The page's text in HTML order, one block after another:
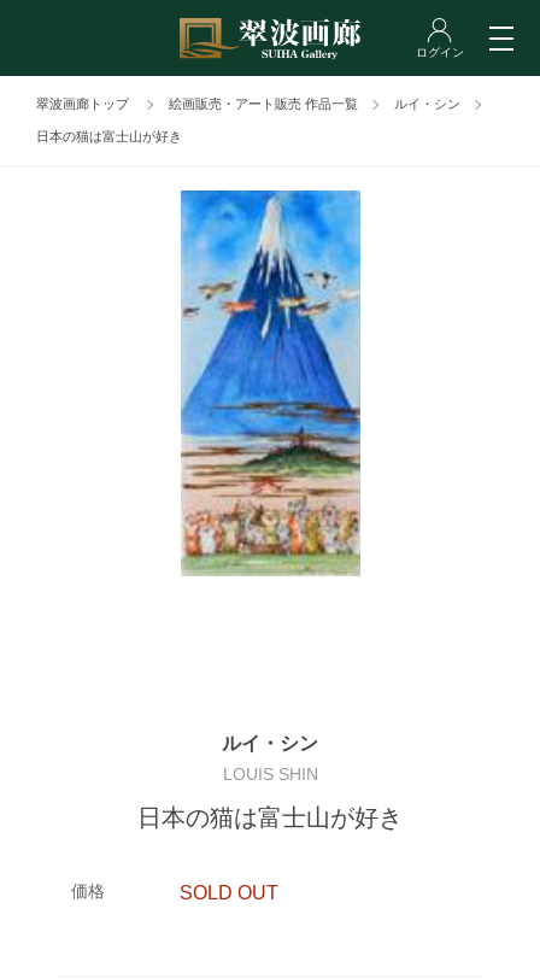
翠波画廊トップ 絵画販売・アート販売 作品一覧 ルイ・シン
日本の猫は富士山が好き
ルイ・シン
LOUIS SHIN
日本の猫は富士山が好き
価格 SOLD OUT